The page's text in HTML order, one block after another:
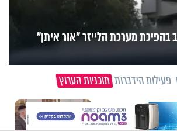
בהפיכת מערכת הלייזר "אור איתן"
פעילות הידברות תוכניות הערוץ
אותי": ישראל